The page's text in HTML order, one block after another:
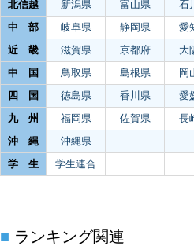
北信越 新潟県 富山県
石
中 部
岐阜県 静岡県
愛
近 畿
滋賀県 京都府
大
中 国
鳥取県 島根県
岡
四 国
徳島県 香川県
愛
九 州
福岡県 佐賀県
長
沖 縄
沖縄県
学 生
学生連合
■ ランキング関連